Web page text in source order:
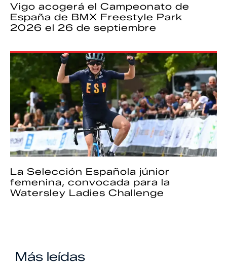
Vigo acogerá el Campeonato de
España de BMX Freestyle Park
2026 el 26 de septiembre
La Selección Española júnior
femenina, convocada para la
Watersley Ladies Challenge
Más leídas